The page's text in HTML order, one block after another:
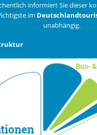
informiert Sie dieser
im
unabhängig.